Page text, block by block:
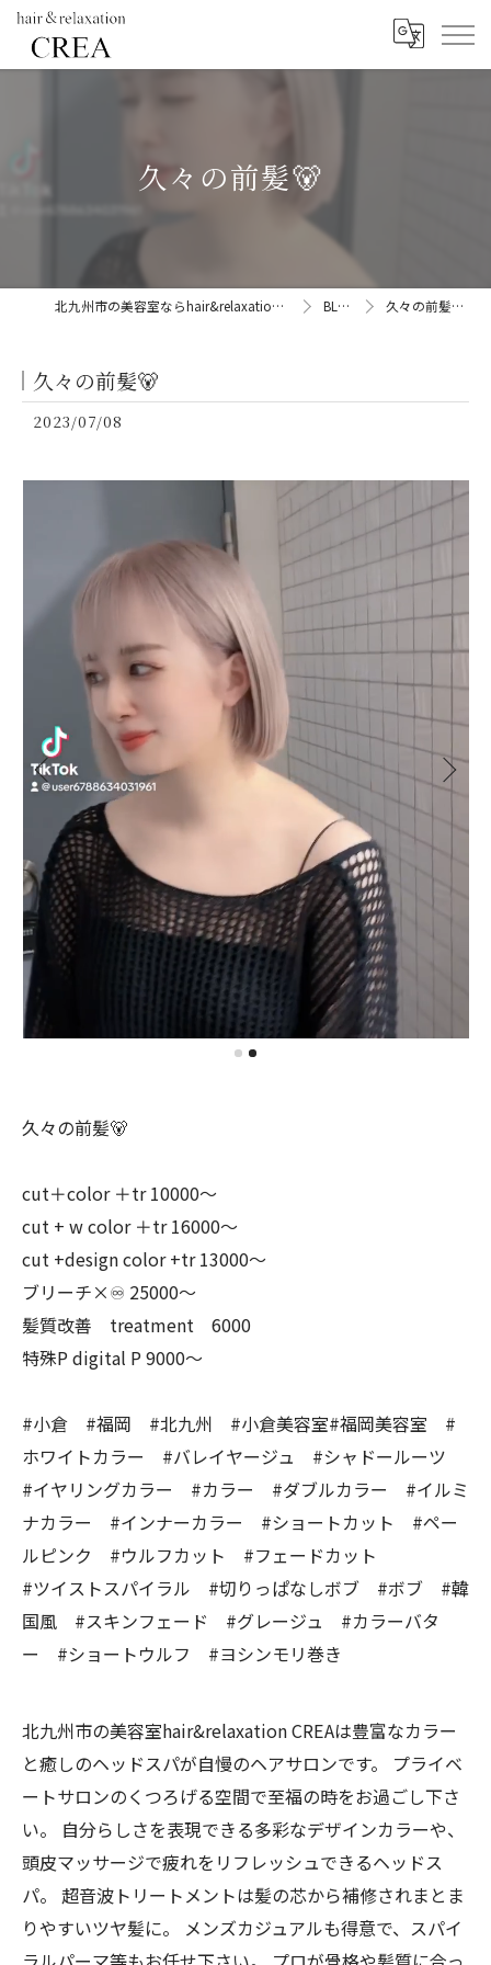
久々の前髪🐻
北九州市の美容室ならhair&relaxation CREA BLOG 久々の前髪🐻
久々の前髪🐻
2023/07/08
久々の前髪🐻
cut＋color ＋tr 10000〜
cut + w color ＋tr 16000〜
cut +design color +tr 13000〜
ブリーチ×♾ 25000〜
髪質改善 treatment 6000
特殊P digital P 9000〜
#小倉 #福岡 #北九州 #小倉美容室#福岡美容室 #
ホワイトカラー #バレイヤージュ #シャドールーツ
#イヤリングカラー #カラー #ダブルカラー #イルミ
ナカラー #インナーカラー #ショートカット #ペー
ルピンク #ウルフカット #フェードカット
#ツイストスパイラル #切りっぱなしボブ #ボブ #韓
国風 #スキンフェード #グレージュ #カラーバタ
ー #ショートウルフ #ヨシンモリ巻き
北九州市の美容室hair&relaxation CREAは豊富なカラー
と癒しのヘッドスパが自慢のヘアサロンです。 プライベ
ートサロンのくつろげる空間で至福の時をお過ごし下さ
い。 自分らしさを表現できる多彩なデザインカラーや、
頭皮マッサージで疲れをリフレッシュできるヘッドス
パ。 超音波トリートメントは髪の芯から補修されまとま
りやすいツヤ髪に。 メンズカジュアルも得意で、スパイ